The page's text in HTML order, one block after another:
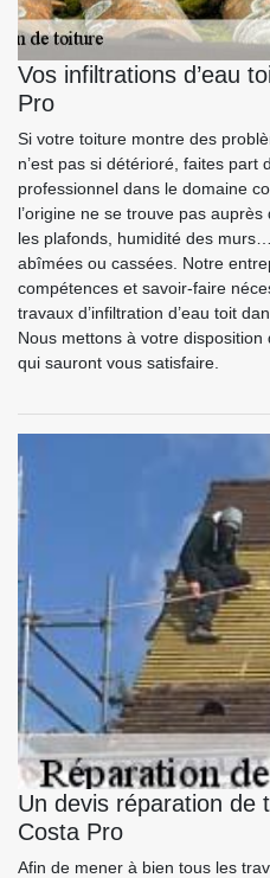
Vos infiltrations d’eau
Pro
Si votre toiture montre des
n’est pas si détérioré, faites part
professionnel dans le domaine
l’origine ne se trouve pas
les plafonds, humidité des
abîmées ou cassées. Notre
compétences et savoir-faire
travaux d’infiltration d’eau toit
Nous mettons à votre
qui sauront vous satisfaire.
Un devis réparation de
Costa Pro
Afin de mener à bien tous les